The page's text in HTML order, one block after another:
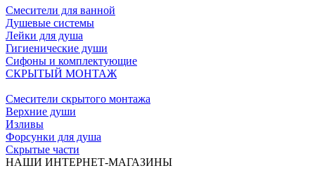
Смесители для ванной
Душевые системы
Лейки для душа
Гигиенические души
Сифоны и комплектующие
СКРЫТЫЙ МОНТАЖ
Смесители скрытого монтажа
Верхние души
Изливы
Форсунки для душа
Скрытые части
НАШИ ИНТЕРНЕТ-МАГАЗИНЫ